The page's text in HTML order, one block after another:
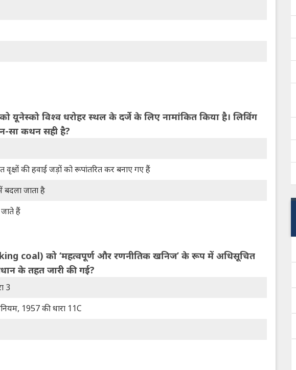
यूनेस्को विश्व धरोहर स्थल के दर्जे के लिए नामांकित किया है। लिविंग
सा कथन सही है?
वृक्षों की हवाई जड़ों को रूपांतरित कर बनाए गए हैं
बदला जाता है
हैं
coal) को ‘महत्वपूर्ण और रणनीतिक खनिज’ के रूप में अधिसूचित
के तहत जारी की गई?
3
1957 की धारा 11C